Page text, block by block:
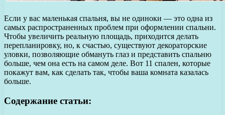
Если у вас маленькая спальня, вы не одиноки — это одна из
самых распространенных проблем при оформлении спальни.
Чтобы увеличить реальную площадь, приходится делать
перепланировку, но, к счастью, существуют декораторские
уловки, позволяющие обмануть глаз и представить спальню
больше, чем она есть на самом деле. Вот 11 спален, которые
покажут вам, как сделать так, чтобы ваша комната казалась
больше.
Содержание статьи: